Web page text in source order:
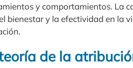
y comportamientos. La
bienestar y la efectividad en la
de la